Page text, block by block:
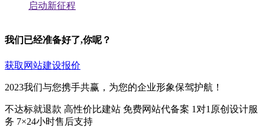
启动新征程
我们已经准备好了,你呢？
获取网站建设报价
2023我们与您携手共赢，为您的企业形象保驾护航！
不达标就退款 高性价比建站 免费网站代备案 1对1原创设计服
务 7×24小时售后支持